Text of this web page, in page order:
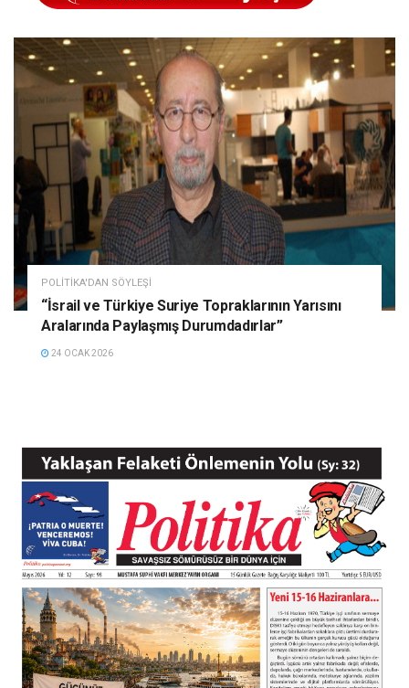
POLITIKA'DAN SÖYLEŞI
“İsrail ve Türkiye Suriye Topraklarının Yarısını
Aralarında Paylaşmış Durumdadırlar”
24 OCAK 2026